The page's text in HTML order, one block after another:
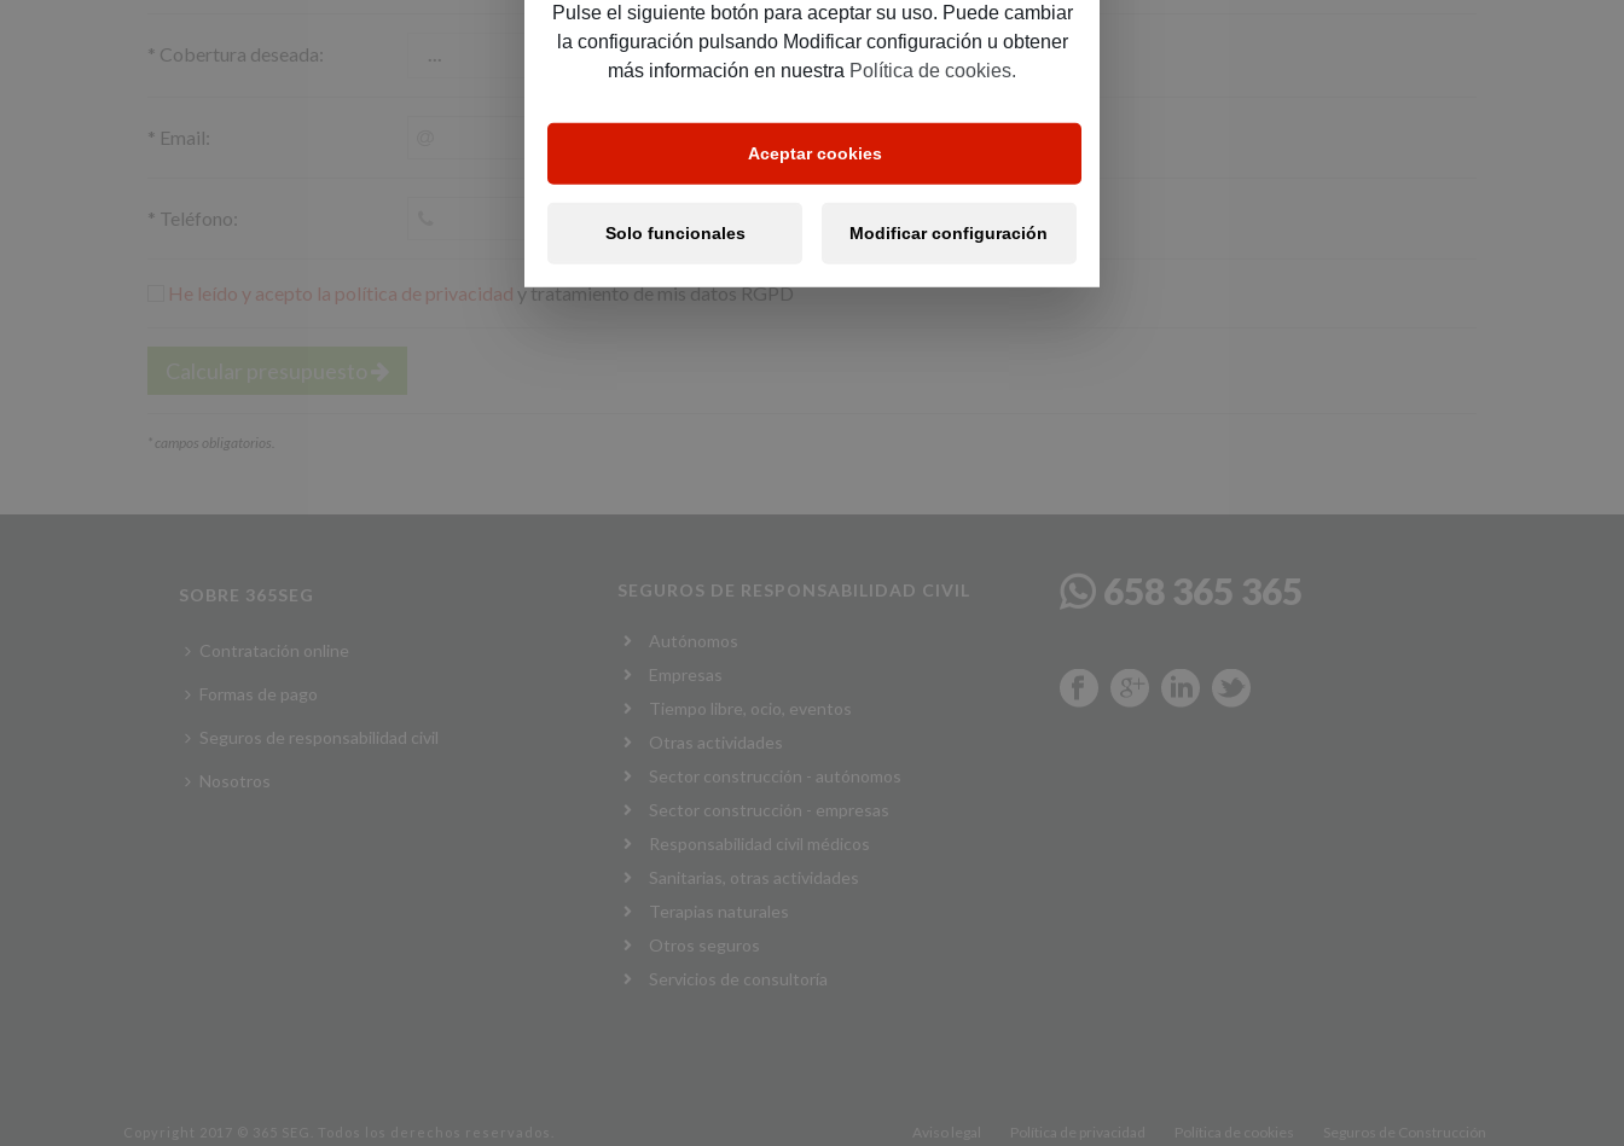
Pulse el siguiente botón para aceptar su uso. Puede cambiar
la configuración pulsando Modificar configuración u obtener
más información en nuestra Política de cookies.
Aceptar cookies
Solo funcionales Modificar configuración
* Cobertura deseada:
* Email:
* Teléfono:
He leído y acepto la política de privacidad y tratamiento de mis datos RGPD
* campos obligatorios.
SOBRE 365SEG
Contratación online
Formas de pago
Seguros de responsabilidad civil
Nosotros
SEGUROS DE RESPONSABILIDAD CIVIL
Autónomos
Empresas
Tiempo libre, ocio, eventos
Otras actividades
Sector construcción - autónomos
Sector construcción - empresas
Responsabilidad civil médicos
Sanitarias, otras actividades
Terapias naturales
Otros seguros
Servicios de consultoría
658 365 365